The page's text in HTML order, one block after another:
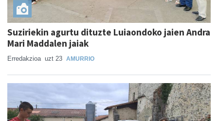
Suziriekin agurtu dituzte Luiaondoko jaien Andra
Mari Maddalen jaiak
Erredakzioa uzt 23 AMURRIO